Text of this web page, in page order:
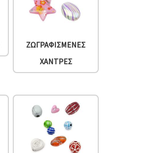
ΖΩΓΡΑΦΙΣΜΈΝΕΣ
ΧΆΝΤΡΕΣ